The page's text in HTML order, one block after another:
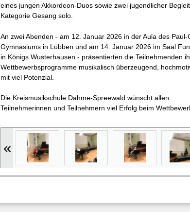
eines jungen Akkordeon-Duos sowie zwei jugendlicher
Kategorie Gesang solo.
An zwei Abenden - am 12. Januar 2026 in der Aula des Paul-
Gymnasiums in Lübben und am 14. Januar 2026 im Saal
in Königs Wusterhausen - präsentierten die Teilnehmenden
Wettbewerbsprogramme musikalisch überzeugend,
mit viel Potenzial.
Die Kreismusikschule Dahme-Spreewald wünscht allen
Teilnehmerinnen und Teilnehmern viel Erfolg beim
«